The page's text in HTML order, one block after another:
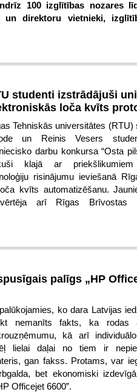
100 izglītības nozares
direktoru vietnieki,
studenti izstrādājuši
loča kvīts
Tehniskās universitātes (RTU)
un Reinis Vesers
darbu konkursa “Osta
klajā ar priekšlikumiem
risinājumu ieviešanā
kvīts automatizēšanu.
arī Rīgas Brīvostas
palīgs „HP
ko dara Latvijas
nemanīts fakts, ka rodas
kā arī
lielai daļai no tiem ir
gan fakss. Protams, var
bet ekonomiski
Officejet 6600”.